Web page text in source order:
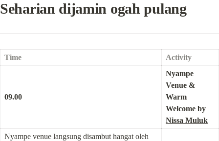
Seharian dijamin ogah pulang
Time Activity
09.00
Nyampe
Venue &
Warm
Nissa Muluk
Nyampe venue langsung disambut hangat oleh